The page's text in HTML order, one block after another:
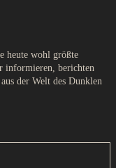
heute wohl größte
informieren, berichten
der Welt des Dunklen